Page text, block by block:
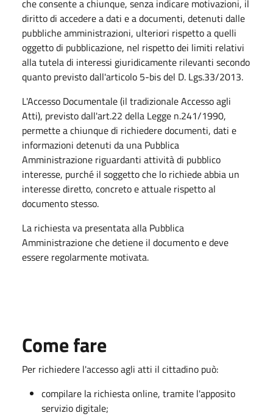
che consente a chiunque, senza indicare motivazioni, il
diritto di accedere a dati e a documenti, detenuti dalle
pubbliche amministrazioni, ulteriori rispetto a quelli
oggetto di pubblicazione, nel rispetto dei limiti relativi
alla tutela di interessi giuridicamente rilevanti secondo
quanto previsto dall'articolo 5-bis del D. Lgs.33/2013.
L'Accesso Documentale (il tradizionale Accesso agli
Atti), previsto dall'art.22 della Legge n.241/1990,
permette a chiunque di richiedere documenti, dati e
informazioni detenuti da una Pubblica
Amministrazione riguardanti attività di pubblico
interesse, purché il soggetto che lo richiede abbia un
interesse diretto, concreto e attuale rispetto al
documento stesso.
La richiesta va presentata alla Pubblica
Amministrazione che detiene il documento e deve
essere regolarmente motivata.
Come fare
Per richiedere l'accesso agli atti il cittadino può:
compilare la richiesta online, tramite l'apposito
servizio digitale;